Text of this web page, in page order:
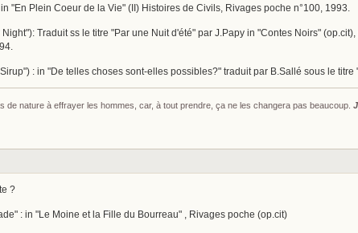
"En Plein Coeur de la Vie" (II) Histoires de Civils, Rivages poche n°100, 1993.
Traduit ss le titre "Par une Nuit d'été" par J.Papy in "Contes Noirs"
: in "De telles choses sont-elles possibles?" traduit par B.Sallé sous le
de nature à effrayer les hommes, car, à tout prendre, ça ne les changera pas beaucoup.
?
: in "Le Moine et la Fille du Bourreau" , Rivages poche (op.cit)